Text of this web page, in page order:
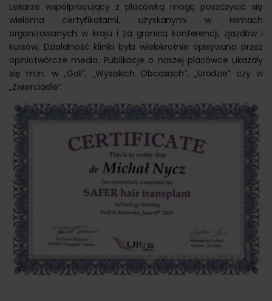
Lekarze współpracujący z placówką mogą poszczycić się
wieloma certyfikatami, uzyskanymi w ramach
organizowanych w kraju i za granicą konferencji, zjazdów i
kursów. Działalność kliniki była wielokrotnie opisywana przez
opiniotwórcze media. Publikacje o naszej placówce ukazały
się m.in. w „Gali”, „Wysokich Obcasach”, „Urodzie” czy w
„Zwierciadle”.